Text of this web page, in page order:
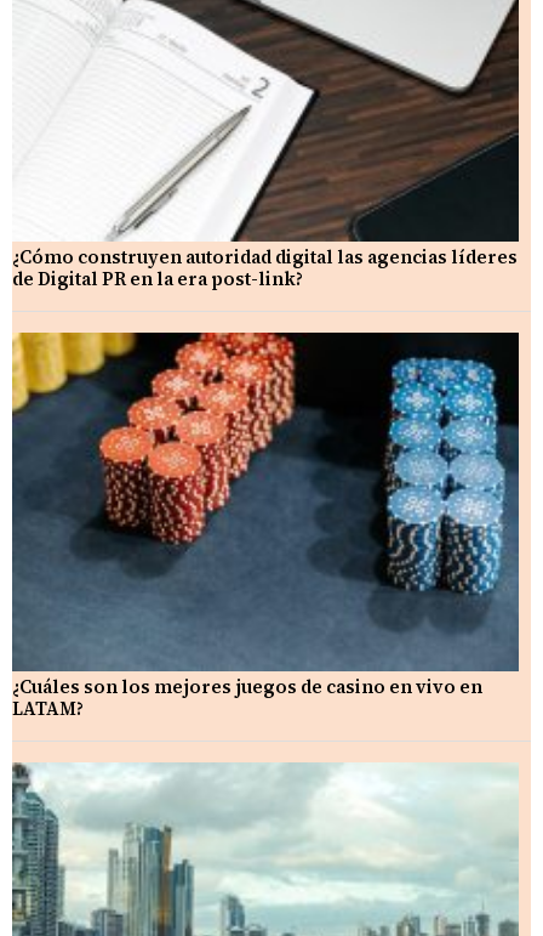
¿Cómo construyen autoridad digital las agencias líderes
de Digital PR en la era post-link?
¿Cuáles son los mejores juegos de casino en vivo en
LATAM?